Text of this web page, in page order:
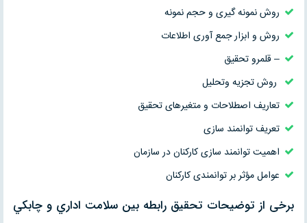
روش نمونه گیری و حجم نمونه
روش و ابزار جمع آوری اطلاعات
– قلمرو تحقیق
روش تجزیه وتحلیل
تعاریف اصطلاحات و متغیرهای تحقیق
تعریف توانمند سازی
اهمیت توانمند سازی کارکنان در سازمان
عوامل مؤثر بر توانمندی کارکنان
برخی از توضیحات تحقیق رابطه بين سلامت اداري و چابكي